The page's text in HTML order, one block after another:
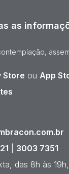
as
Store ou App
3003 7351
das 8h às